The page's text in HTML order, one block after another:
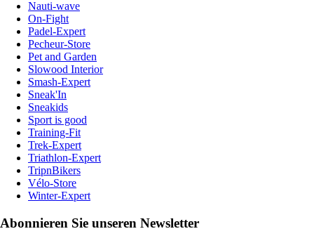
Nauti-wave
On-Fight
Padel-Expert
Pecheur-Store
Pet and Garden
Slowood Interior
Smash-Expert
Sneak'In
Sneakids
Sport is good
Training-Fit
Trek-Expert
Triathlon-Expert
TripnBikers
Vélo-Store
Winter-Expert
Abonnieren Sie unseren Newsletter